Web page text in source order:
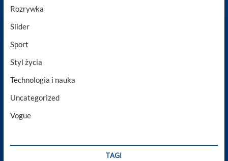
Rozrywka
Slider
Sport
Styl życia
Technologia i nauka
Uncategorized
Vogue
TAGI